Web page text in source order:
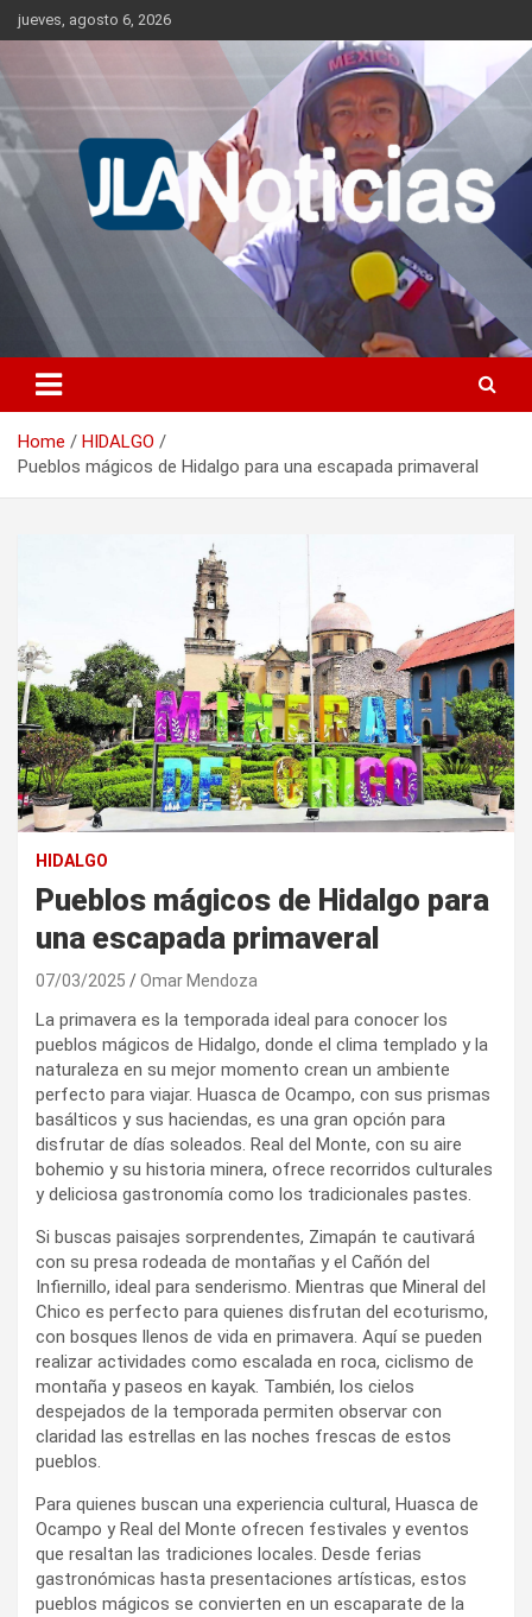
Skip
to
jueves, agosto 6, 2026
Jlanoticias
Información relevante en tiempo real.
Home
HIDALGO
Pueblos mágicos de Hidalgo para una escapada primaveral
HIDALGO
Pueblos mágicos de Hidalgo para
una escapada primaveral
07/03/2025 Omar Mendoza
La primavera es la temporada ideal para conocer los
pueblos mágicos de Hidalgo, donde el clima templado y la
naturaleza en su mejor momento crean un ambiente
perfecto para viajar. Huasca de Ocampo, con sus prismas
basálticos y sus haciendas, es una gran opción para
disfrutar de días soleados. Real del Monte, con su aire
bohemio y su historia minera, ofrece recorridos culturales
y deliciosa gastronomía como los tradicionales pastes.
Si buscas paisajes sorprendentes, Zimapán te cautivará
con su presa rodeada de montañas y el Cañón del
Infiernillo, ideal para senderismo. Mientras que Mineral del
Chico es perfecto para quienes disfrutan del ecoturismo,
con bosques llenos de vida en primavera. Aquí se pueden
realizar actividades como escalada en roca, ciclismo de
montaña y paseos en kayak. También, los cielos
despejados de la temporada permiten observar con
claridad las estrellas en las noches frescas de estos
pueblos.
Para quienes buscan una experiencia cultural, Huasca de
Ocampo y Real del Monte ofrecen festivales y eventos
que resaltan las tradiciones locales. Desde ferias
gastronómicas hasta presentaciones artísticas, estos
pueblos mágicos se convierten en un escaparate de la